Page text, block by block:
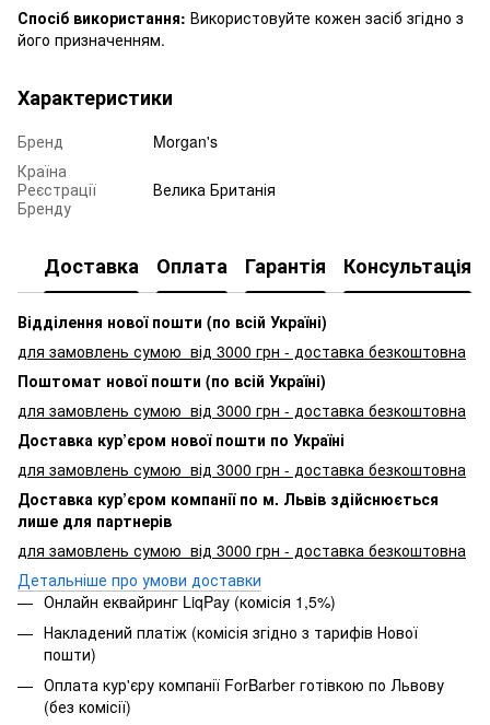
Спосіб використання: Використовуйте кожен засіб згідно з
його призначенням.
Характеристики
Бренд
Morgan's
Країна
Реєстрації
Бренду
Велика Британія
Доставка Оплата Гарантія Консультація
Відділення нової пошти (по всій Україні)
для замовлень сумою від 3000 грн - доставка безкоштовна
Поштомат нової пошти (по всій Україні)
для замовлень сумою від 3000 грн - доставка безкоштовна
Доставка кур’єром нової пошти по Україні
для замовлень сумою від 3000 грн - доставка безкоштовна
Доставка кур’єром компанії по м. Львів здійснюється
лише для партнерів
для замовлень сумою від 3000 грн - доставка безкоштовна
Детальніше про умови доставки
Онлайн еквайринг LiqPay (комісія 1,5%)
Накладений платіж (комісія згідно з тарифів Нової
пошти)
Оплата кур'єру компанії ForBarber готівкою по Львову
(без комісії)